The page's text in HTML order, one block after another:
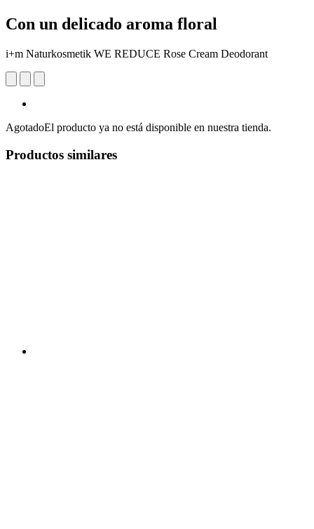
Con un delicado aroma floral
i+m Naturkosmetik WE REDUCE Rose Cream Deodorant
AgotadoEl producto ya no está disponible en nuestra tienda.
Productos similares